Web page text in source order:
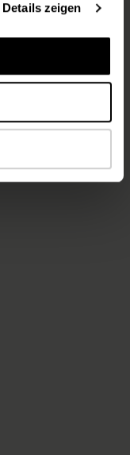
Details zeigen